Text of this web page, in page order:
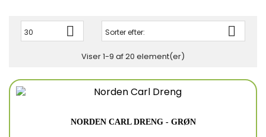
30  Sorter efter: 
Viser 1-9 af 20 element(er)
NORDEN CARL DRENG - GRØN